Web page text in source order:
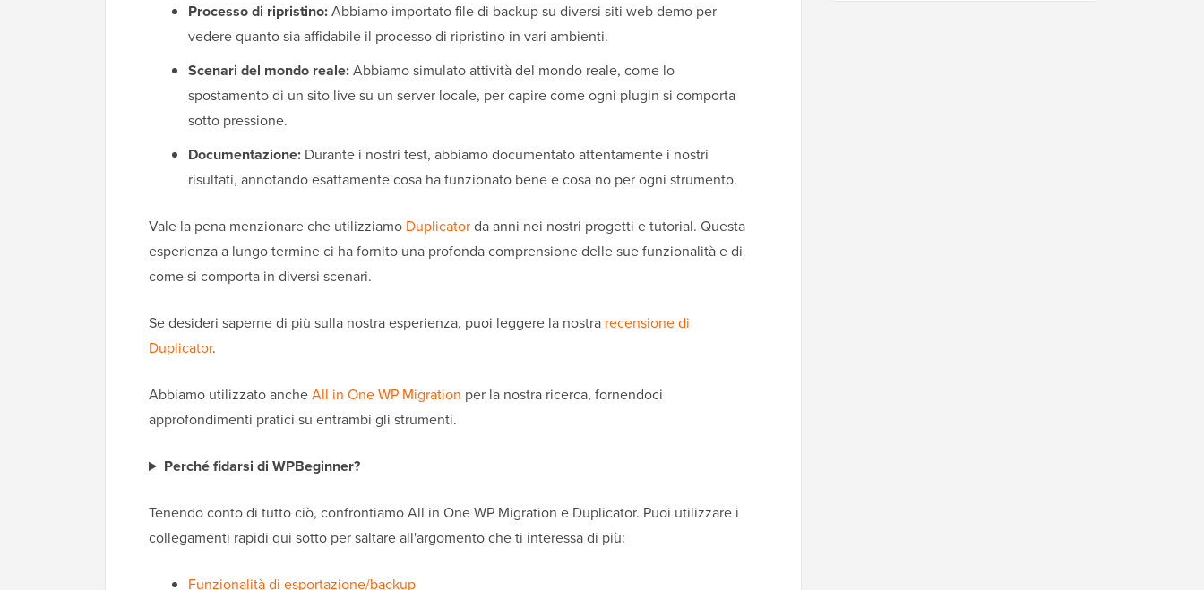
Processo di ripristino:Abbiamo importato file di backup su diversi siti web demo per
vedere quanto sia affidabile il processo di ripristino in vari ambienti.
Scenari del mondo reale:Abbiamo simulato attività del mondo reale, come lo
spostamento di un sito live su un server locale, per capire come ogni plugin si comporta
sotto pressione.
Documentazione: Durante i nostri test, abbiamo documentato attentamente i nostri
risultati, annotando esattamente cosa ha funzionato bene e cosa no per ogni strumento.
Vale la pena menzionare che utilizziamo Duplicatorda anni nei nostri progetti e tutorial. Questa
esperienza a lungo termine ci ha fornito una profonda comprensione delle sue funzionalità e di
come si comporta in diversi scenari.
Se desideri saperne di più sulla nostra esperienza, puoi leggere la nostra recensione di
Duplicator.
Abbiamo utilizzato ancheAll in One WP Migration per la nostra ricerca, fornendoci
approfondimenti pratici su entrambi gli strumenti.
Perché fidarsi di WPBeginner?
Tenendo conto di tutto ciò, confrontiamo All in One WP Migration e Duplicator. Puoi utilizzare i
collegamenti rapidi qui sotto per saltare all'argomento che ti interessa di più:
Funzionalità di esportazione/backup